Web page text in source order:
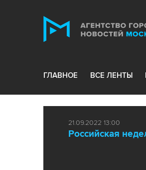
ГЛАВНОЕ ВСЕ ЛЕНТЫ
21.09.2022 13:00
Российская